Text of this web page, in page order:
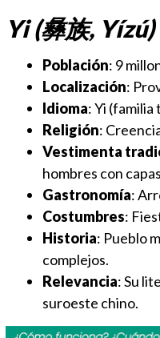
Yi (彝族, Yízú)
Población: 9
Localización:
Idioma: Yi
Religión:
Vestimenta
hombres con
Gastronomía:
Costumbres:
Historia: Pueblo
complejos.
Relevancia: Su
suroeste chino.